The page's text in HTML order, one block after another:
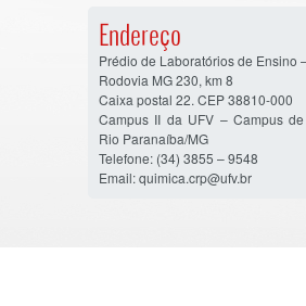
Endereço
Prédio de Laboratórios de Ensino
Rodovia MG 230, km 8
Caixa postal 22. CEP 38810-000
Campus II da UFV – Campus
Rio Paranaíba/MG
Telefone: (34) 3855 – 9548
Email: quimica.crp@ufv.br